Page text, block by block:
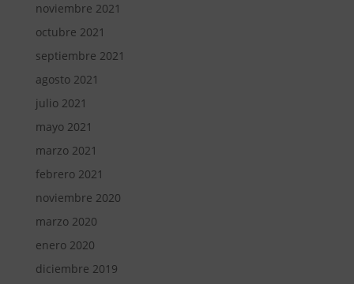
noviembre 2021
octubre 2021
septiembre 2021
agosto 2021
julio 2021
mayo 2021
marzo 2021
febrero 2021
noviembre 2020
marzo 2020
enero 2020
diciembre 2019